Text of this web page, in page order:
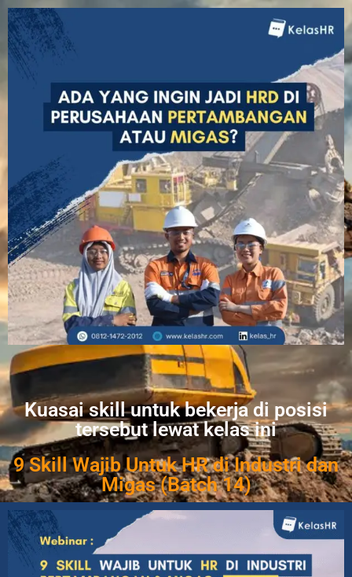
Kuasai skill untuk bekerja di posisi
tersebut lewat kelas ini
9 Skill Wajib Untuk HR di Industri dan
Migas (Batch 14)